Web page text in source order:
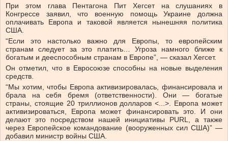
При этом глава Пентагона Пит Хегсет на слушаниях в
Конгрессе заявил, что военную помощь Украине должна
оплачивать Европа и таковой является нынешняя политика
США.
“Если это настолько важно для Европы, то европейским
странам следует за это платить… Угроза намного ближе к
богатым и дееспособным странам в Европе”, — сказал Хегсет.
Он отметил, что в Евросоюзе способны на новые выделения
средств.
“Мы хотим, чтобы Европа активизировалась, финансировала и
брала на себя бремя (ответственности). Они — богатые
страны, стоящие 20 триллионов долларов <...>. Европа может
активизироваться, Европа может финансировать это. И они
делают это посредством нашей инициативы PURL, а также
через Европейское командование (вооруженных сил США)” —
добавил министр войны США.